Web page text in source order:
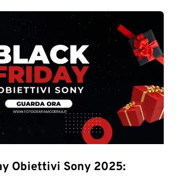
Obiettivi Sony 2025: